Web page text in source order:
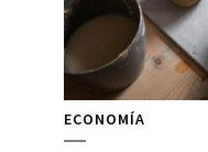
ECONOMÍA